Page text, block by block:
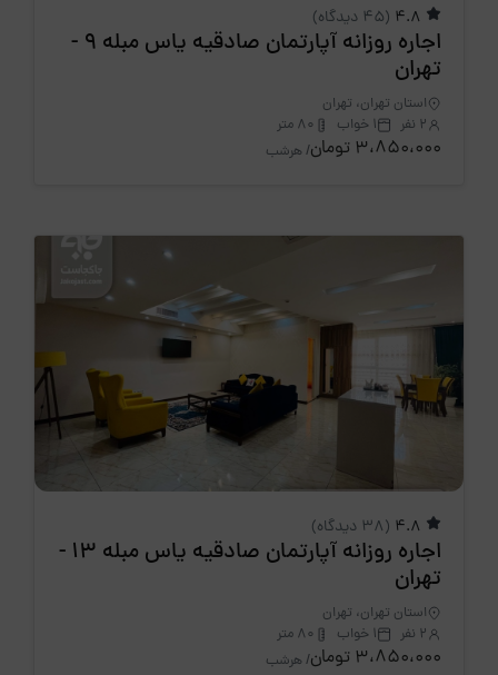
(45 دیدگاه)
اجاره روزانه آپارتمان صادقیه یاس مبله 9 -
تهران
استان تهران، تهران
2 نفر
1 خواب 80 متر
3،850،000 تومان / هرشب
(38 دیدگاه)
اجاره روزانه آپارتمان صادقیه یاس مبله 13 -
تهران
استان تهران، تهران
2 نفر
1 خواب 80 متر
3،850،000 تومان / هرشب